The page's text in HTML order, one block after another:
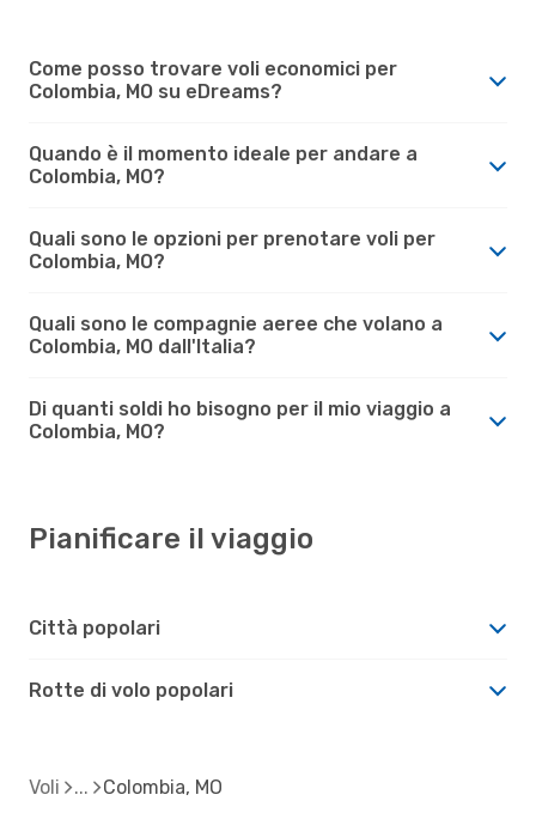
Come posso trovare voli economici per
Colombia, MO su eDreams?
Quando è il momento ideale per andare a
Colombia, MO?
Quali sono le opzioni per prenotare voli per
Colombia, MO?
Quali sono le compagnie aeree che volano a
Colombia, MO dall'Italia?
Di quanti soldi ho bisogno per il mio viaggio a
Colombia, MO?
Pianificare il viaggio
Città popolari
Rotte di volo popolari
Voli Colombia, MO